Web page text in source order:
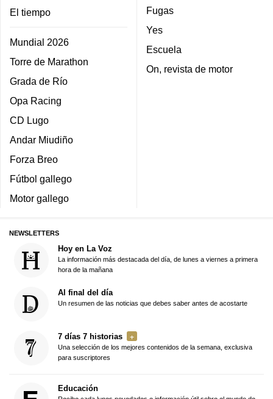
El tiempo
Mundial 2026
Torre de Marathon
Grada de Río
Opa Racing
CD Lugo
Andar Miudiño
Forza Breo
Fútbol gallego
Motor gallego
Fugas
Yes
Escuela
On, revista de motor
NEWSLETTERS
Hoy en La Voz
La información más destacada del día, de lunes a viernes a primera
hora de la mañana
Al final del día
Un resumen de las noticias que debes saber antes de acostarte
7 días 7 historias
Una selección de los mejores contenidos de la semana, exclusiva
para suscriptores
Educación